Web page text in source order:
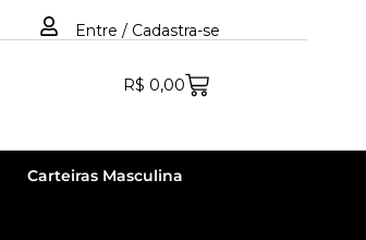
Entre / Cadastra-se
R$ 0,00
Carteiras Masculina